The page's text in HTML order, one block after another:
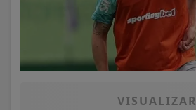
VISUALIZAR